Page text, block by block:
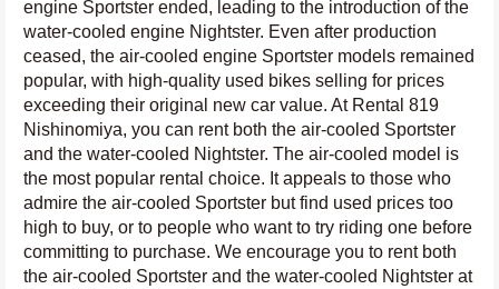
engine Sportster ended, leading to the introduction of the
water-cooled engine Nightster. Even after production
ceased, the air-cooled engine Sportster models remained
popular, with high-quality used bikes selling for prices
exceeding their original new car value. At Rental 819
Nishinomiya, you can rent both the air-cooled Sportster
and the water-cooled Nightster. The air-cooled model is
the most popular rental choice. It appeals to those who
admire the air-cooled Sportster but find used prices too
high to buy, or to people who want to try riding one before
committing to purchase. We encourage you to rent both
the air-cooled Sportster and the water-cooled Nightster at